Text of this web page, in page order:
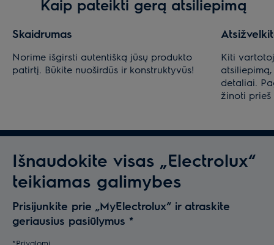
Kaip pateikti gerą atsiliepimą
Skaidrumas
Norime išgirsti autentišką jūsų produkto
patirtį. Būkite nuoširdūs ir konstruktyvūs!
Kiti
detaliai.
žinoti
Išnaudokite visas „Electrolux“
teikiamas galimybes
Prisijunkite prie „MyElectrolux“ ir atraskite
geriausius pasiūlymus *
*Privalomi